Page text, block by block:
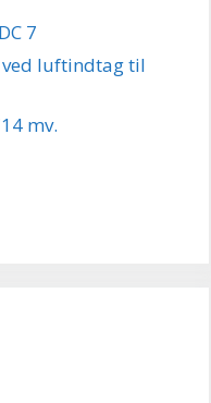
7
luftindtag til
mv.